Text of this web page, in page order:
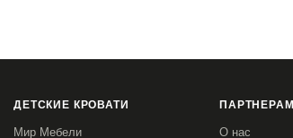
ДЕТСКИЕ КРОВАТИ
Мир Мебели
О нас